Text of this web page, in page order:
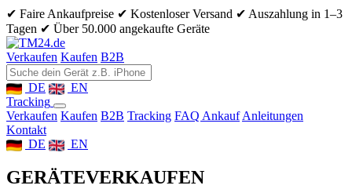
✔ Faire Ankaufpreise ✔ Kostenloser Versand ✔ Auszahlung in 1–3
Tagen ✔ Über 50.000 angekaufte Geräte
Verkaufen Kaufen B2B
DE
EN
Tracking
Verkaufen Kaufen B2B Tracking FAQ Ankauf Anleitungen
Kontakt
DE
EN
GERÄTEVERKAUFEN